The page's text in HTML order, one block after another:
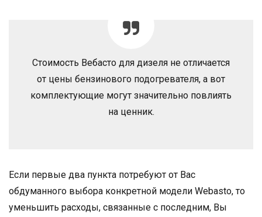
Стоимость Вебасто для дизеля не отличается
от цены бензинового подогревателя, а вот
комплектующие могут значительно повлиять
на ценник.
Если первые два пункта потребуют от Вас
обдуманного выбора конкретной модели Webasto, то
уменьшить расходы, связанные с последним, Вы